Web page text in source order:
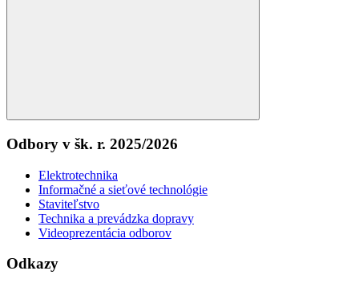
Search
Odbory v šk. r. 2025/2026
Elektrotechnika
Informačné a sieťové technológie
Staviteľstvo
Technika a prevádzka dopravy
Videoprezentácia odborov
Odkazy